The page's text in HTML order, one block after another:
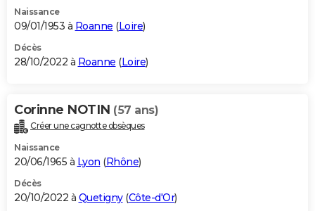
Naissance
09/01/1953 à Roanne (Loire)
Décès
28/10/2022 à Roanne (Loire)
Corinne NOTIN (57 ans)
Créer une cagnotte obsèques
Naissance
20/06/1965 à Lyon (Rhône)
Décès
20/10/2022 à Quetigny(Côte-d'Or)